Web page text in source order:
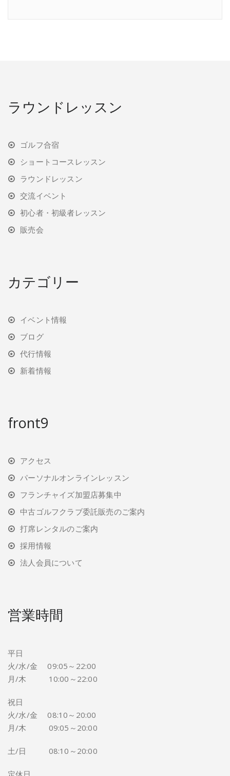
ラウンドレッスン
ゴルフ合宿
ショートコースレッスン
ラウンドレッスン
交流イベント
初心者・初級者レッスン
販売会
カテゴリー
イベント情報
ブログ
代行情報
新着情報
front9
アクセス
パーソナルオンラインレッスン
フランチャイズ加盟店募集中
中古ゴルフクラブ委託販売のご案内
打席レンタルのご案内
採用情報
法人会員について
営業時間
平日
火/水/金 09:05～22:00
月/木 10:00～22:00
祝日
火/水/金 08:10～20:00
月/木 09:05～20:00
土/日 08:10～20:00